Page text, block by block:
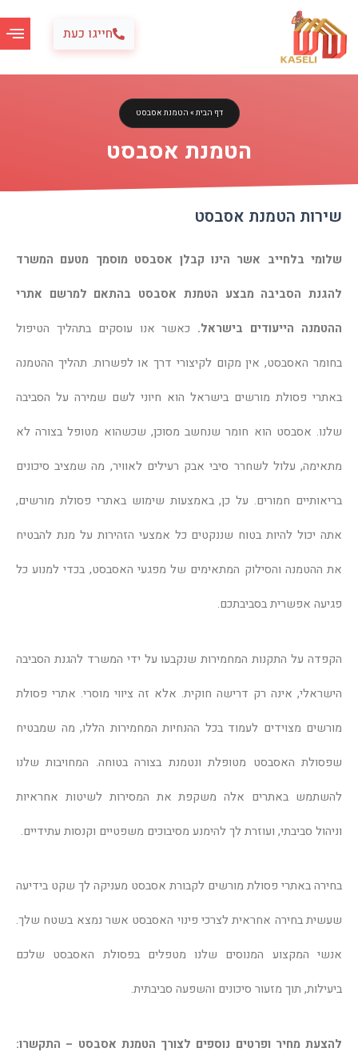
לתוכן
חייגו כעת
דף הבית » הטמנת אסבסט
הטמנת אסבסט
שירות הטמנת אסבסט
שלומי בלחייב אשר הינו קבלן אסבסט מוסמך מטעם המשרד
להגנת הסביבה מבצע הטמנת אסבסט בהתאם למרשם אתרי
ההטמנה הייעודים בישראל. כאשר אנו עוסקים בתהליך הטיפול
בחומר האסבסט, אין מקום לקיצורי דרך או לפשרות. תהליך ההטמנה
באתרי פסולת מורשים בישראל הוא חיוני לשם שמירה על הסביבה
שלנו. אסבסט הוא חומר שנחשב מסוכן, שכשהוא מטופל בצורה לא
מתאימה, עלול לשחרר סיבי אבק רעילים לאוויר, מה שמציב סיכונים
בריאותיים חמורים. על כן, באמצעות שימוש באתרי פסולת מורשים,
אתה יכול להיות בטוח שננקטים כל אמצעי הזהירות על מנת להבטיח
את ההטמנה והסילוק המתאימים של מפגעי האסבסט, בכדי למנוע כל
פגיעה אפשרית בסביבתכם.
הקפדה על התקנות המחמירות שנקבעו על ידי המשרד להגנת הסביבה
הישראלי, אינה רק דרישה חוקית. אלא זה ציווי מוסרי. אתרי פסולת
מורשים מצוידים לעמוד בכל ההנחיות המחמירות הללו, מה שמבטיח
שפסולת האסבסט מטופלת ונטמנת בצורה בטוחה. המחויבות שלנו
להשתמש באתרים אלה משקפת את המסירות לשיטות אחראיות
וניהול סביבתי, ועוזרת לך להימנע מסיבוכים משפטיים וקנסות עתידיים.
בחירה באתרי פסולת מורשים לקבורת אסבסט מעניקה לך שקט בידיעה
שעשית בחירה אחראית לצרכי פינוי האסבסט אשר נמצא בשטח שלך.
אנשי המקצוע המנוסים שלנו מטפלים בפסולת האסבסט שלכם
ביעילות, תוך מזעור סיכונים והשפעה סביבתית.
להצעת מחיר ופרטים נוספים לצורך הטמנת אסבסט – התקשרו: